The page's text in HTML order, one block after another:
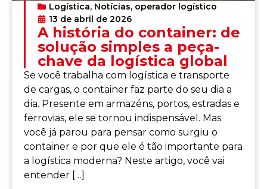
Logística, Notícias, operador logístico
13 de abril de 2026
A história do container: de
solução simples a peça-
chave da logística global
Se você trabalha com logística e transporte
de cargas, o container faz parte do seu dia a
dia. Presente em armazéns, portos, estradas e
ferrovias, ele se tornou indispensável. Mas
você já parou para pensar como surgiu o
container e por que ele é tão importante para
a logística moderna? Neste artigo, você vai
entender […]